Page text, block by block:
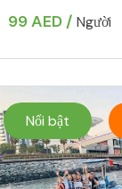
99 AED / Người
Nổi bật